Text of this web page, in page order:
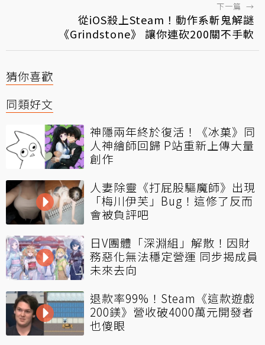
下一篇 →
從iOS殺上Steam！動作系斬鬼解謎
《Grindstone》 讓你連砍200關不手軟
猜你喜歡
同類好文
神隱兩年終於復活！《冰菓》同
人神繪師回歸 P站重新上傳大量
創作
人妻除靈《打屁股驅魔師》出現
「梅川伊芙」Bug！這修了反而
會被負評吧
日V團體「深淵組」解散！因財
務惡化無法穩定營運 同步揭成員
未來去向
退款率99%！Steam《這款遊戲
200鎂》營收破4000萬元開發者
也傻眼